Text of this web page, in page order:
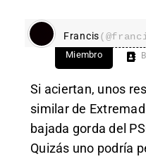
Francis
Miembro
Si aciertan, unos
similar de
bajada gorda del
Quizás uno podría